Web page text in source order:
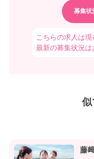
こちらの求人は現
最新の募集状況は
似
藤